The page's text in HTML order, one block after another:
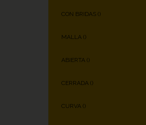
CON BRIDAS ()
MALLA ()
ABIERTA ()
CERRADA ()
CURVA ()